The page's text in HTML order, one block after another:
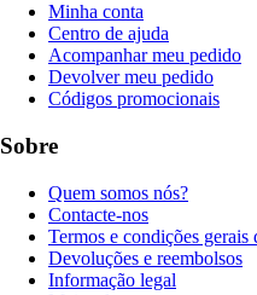
Minha conta
Centro de ajuda
Acompanhar meu pedido
Devolver meu pedido
Códigos promocionais
Sobre
Quem somos nós?
Contacte-nos
Termos e condições gerais
Devoluções e reembolsos
Informação legal